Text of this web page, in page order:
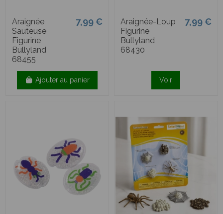
Araignée
Sauteuse
Figurine
Bullyland
68455
7,99 €
Ajouter au panier
Araignée-Loup
Figurine
Bullyland
68430
7,99 €
Voir